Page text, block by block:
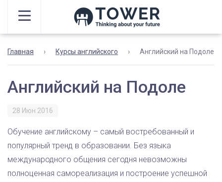
Главная › Курсы английского › Английский на Подоле
Английский на Подоле
28 Июн 2016
Обучение английскому – самый востребованный и
популярный тренд в образовании. Без языка
международного общения сегодня невозможны
полноценная самореализация и построение успешной